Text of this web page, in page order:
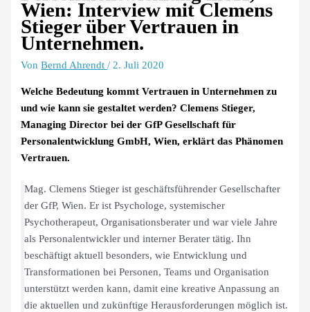
Wien: Interview mit Clemens
Stieger über Vertrauen in
Unternehmen.
VonBernd Ahrendt/ 2. Juli 2020
Welche Bedeutung kommt Vertrauen in Unternehmen zu
und wie kann sie gestaltet werden? Clemens Stieger,
Managing Director bei der GfP Gesellschaft für
Personalentwicklung GmbH, Wien, erklärt das Phänomen
Vertrauen.
Mag. Clemens Stieger ist geschäftsführender Gesellschafter
der GfP, Wien. Er ist Psychologe, systemischer
Psychotherapeut, Organisationsberater und war viele Jahre
als Personalentwickler und interner Berater tätig. Ihn
beschäftigt aktuell besonders, wie Entwicklung und
Transformationen bei Personen, Teams und Organisation
unterstützt werden kann, damit eine kreative Anpassung an
die aktuellen und zukünftige Herausforderungen möglich ist.